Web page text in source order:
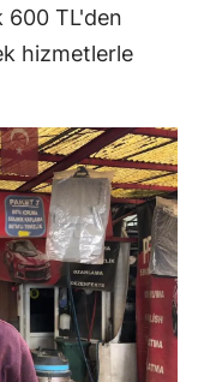
600 TL'den
hizmetlerle